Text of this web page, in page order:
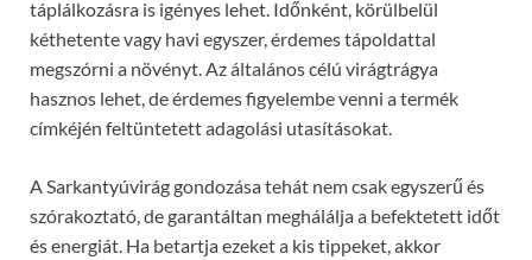
táplálkozásra is igényes lehet. Időnként, körülbelül
kéthetente vagy havi egyszer, érdemes tápoldattal
megszórni a növényt. Az általános célú virágtrágya
hasznos lehet, de érdemes figyelembe venni a termék
címkéjén feltüntetett adagolási utasításokat.
A Sarkantyúvirág gondozása tehát nem csak egyszerű és
szórakoztató, de garantáltan meghálálja a befektetett időt
és energiát. Ha betartja ezeket a kis tippeket, akkor